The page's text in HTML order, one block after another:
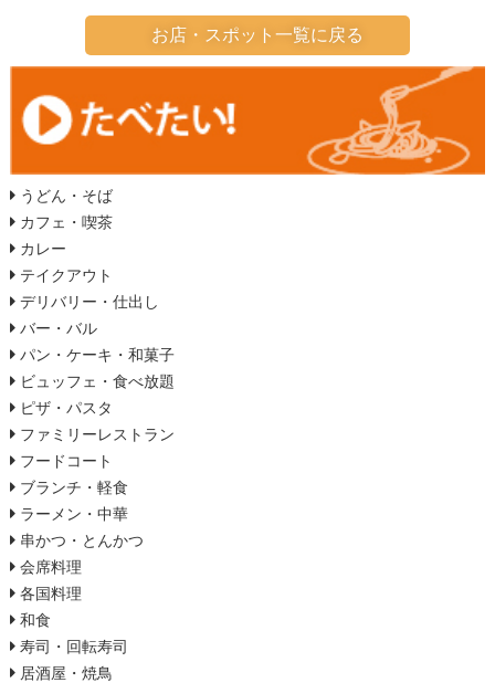
お店・スポット一覧に戻る
うどん・そば
カフェ・喫茶
カレー
テイクアウト
デリバリー・仕出し
バー・バル
パン・ケーキ・和菓子
ビュッフェ・食べ放題
ピザ・パスタ
ファミリーレストラン
フードコート
ブランチ・軽食
ラーメン・中華
串かつ・とんかつ
会席料理
各国料理
和食
寿司・回転寿司
居酒屋・焼鳥